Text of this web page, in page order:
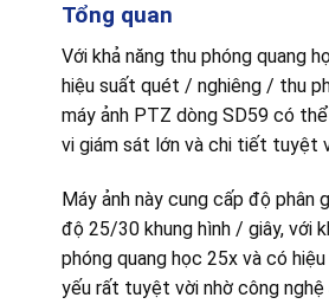
Tổng quan
Với khả năng thu phóng quang
hiệu suất quét / nghiêng / thu
máy ảnh PTZ dòng SD59 có
vi giám sát lớn và chi tiết tuyệt
Máy ảnh này cung cấp độ phân
độ 25/30 khung hình / giây, với
phóng quang học 25x và có
yếu rất tuyệt vời nhờ công nghệ